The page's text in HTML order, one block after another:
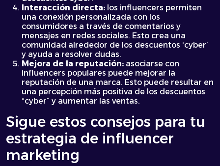
Interacción directa: los influencers permiten
una conexión personalizada con los
consumidores a través de comentarios y
mensajes en redes sociales. Esto crea una
comunidad alrededor de los descuentos ‘cyber’
y ayuda a resolver dudas.
Mejora de la reputación: asociarse con
influencers populares puede mejorar la
reputación de una marca. Esto puede resultar en
una percepción más positiva de los descuentos
“cyber” y aumentar las ventas.
Sigue estos consejos para tu
estrategia de influencer
marketing